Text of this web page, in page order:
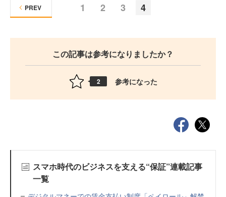
1 2 3 4
PREV
この記事は参考になりましたか？
2 参考になった
スマホ時代のビジネスを支える“保証”連載記事
一覧